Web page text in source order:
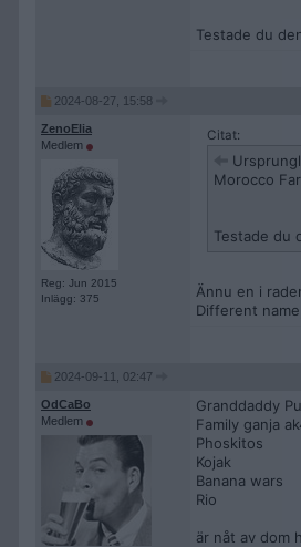
Testade du
2024-08-27, 15:58
ZenoElia
Medlem
Reg: Jun 2015
Inlägg: 375
Citat:
Morocco
Testade du
Ännu en i
Different
2024-09-11, 02:47
OdCaBo
Medlem
Granddaddy
Family ganja
Phoskitos
Kojak
Banana wars
Rio
är nåt av dom